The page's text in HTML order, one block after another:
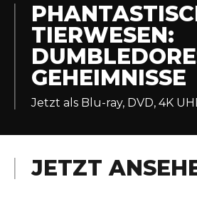
Licensing
TIERWESEN:
GEHEIMNISSE
Jetzt als Blu-ray, DVD, 4K
JETZT